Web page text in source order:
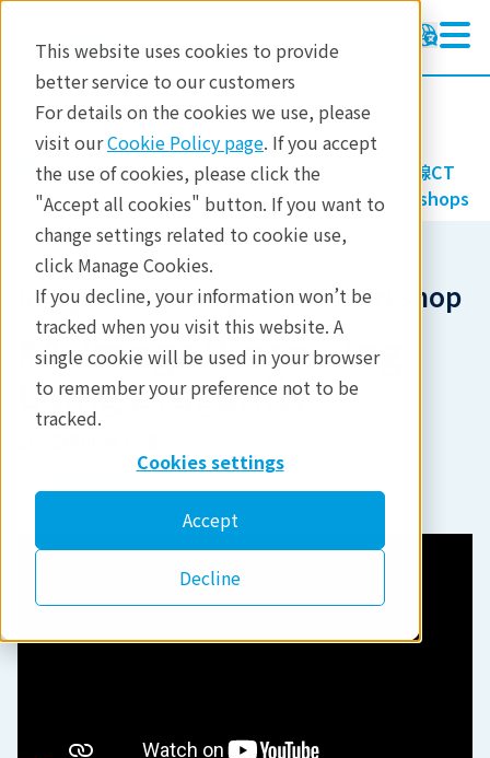
This website uses cookies to provide
better service to our customers
For details on the cookies we use, please
visit ourCookie Policy page. If you accept
the use of cookies, please click the
"Accept all cookies" button. If you want to
change settings related to cookie use,
click Manage Cookies.
If you decline, your information won’t be
tracked when you visit this website. A
single cookie will be used in your browser
to remember your preference not to be
tracked.
Cookies settings
Accept
Decline
マイクロCT
マイクロCT
ラーニング
製品
分析
産業分野
お問合せ
製品 イメージングと非破壊検査
X線CT
ラーニング
X-ray CT Webinars and Workshops
Image Processing Virtual Workshop
#4. Image Processing
Using Dragonfly